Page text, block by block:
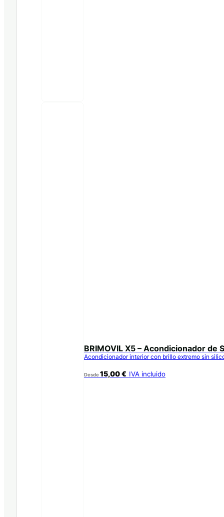
BRIMOVIL X5 – Acondicionador
Acondicionador interior con brillo extremo sin
Desde15,00€ IVA incluido